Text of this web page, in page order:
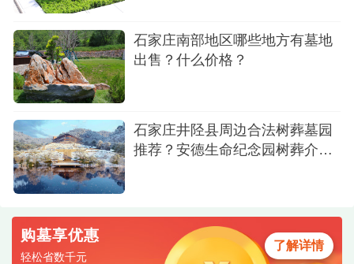
石家庄南部地区哪些地方有墓地
出售？什么价格？
石家庄井陉县周边合法树葬墓园
推荐？安德生命纪念园树葬介绍
购墓享优惠
轻松省数千元
了解详情